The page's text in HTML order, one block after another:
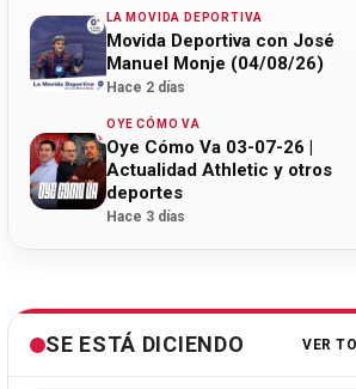
LA MOVIDA DEPORTIVA
Movida Deportiva con José
Manuel Monje (04/08/26)
Hace 2 días
OYE CÓMO VA
Oye Cómo Va 03-07-26 |
Actualidad Athletic y otros
deportes
Hace 3 días
SE ESTÁ DICIENDO VER